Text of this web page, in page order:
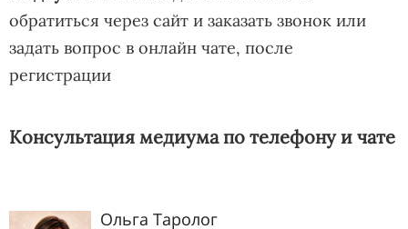
обратиться через сайт и заказать звонок или
задать вопрос в онлайн чате, после
регистрации
Консультация медиума по телефону и чате